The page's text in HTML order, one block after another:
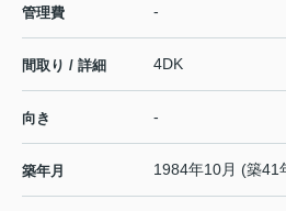
管理費 -
間取り / 詳細 4DK
向き -
築年月 1984年10月 (築41